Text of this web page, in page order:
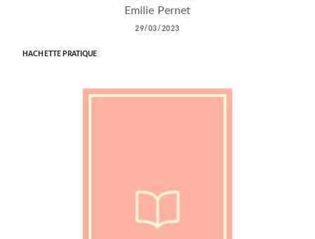
Emilie Pernet
29/03/2023
HACHETTE PRATIQUE